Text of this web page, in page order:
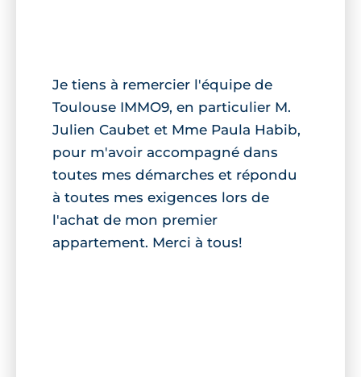
Je tiens à remercier l'équipe de
Toulouse IMMO9, en particulier M.
Julien Caubet et Mme Paula Habib,
pour m'avoir accompagné dans
toutes mes démarches et répondu
à toutes mes exigences lors de
l'achat de mon premier
appartement. Merci à tous!